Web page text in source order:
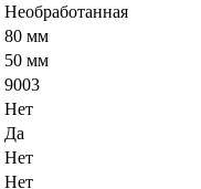
Необработанная
80 мм
50 мм
9003
Нет
Да
Нет
Нет